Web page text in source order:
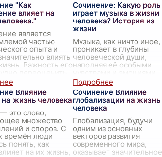
"Как
влияет на
является
частью
опыта и
влиять
Важность его
отзывается на
псих...
Сочинение: Какую роль
играет музыка в жизни
человека? История из
жизни
Музыка, как ничто иное,
проникает в глубины
человеческой души,
наполняя её особыми
Она сопровождает нас на
протяжении всей жизни,
начиная с вновь
появившегося ...
Влияние
жизнь человека
это слово,
множество
и споров. С
времён люди
понять, как
на их жизнь,
Сочинение Влияние
глобализации на жизнь
человека
Глобализация, будучи
одним из основных
векторов развития
современного мира,
оказывает значительное